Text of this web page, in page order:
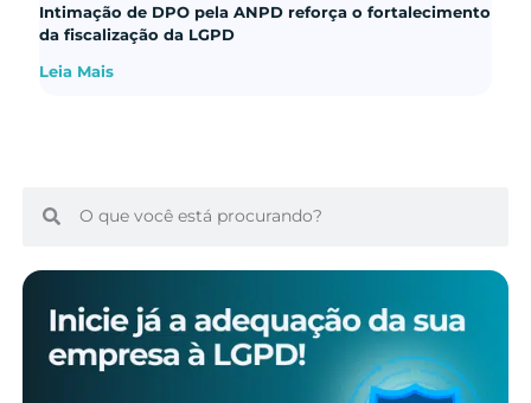
Intimação de DPO pela ANPD reforça o fortalecimento
da fiscalização da LGPD
Leia Mais